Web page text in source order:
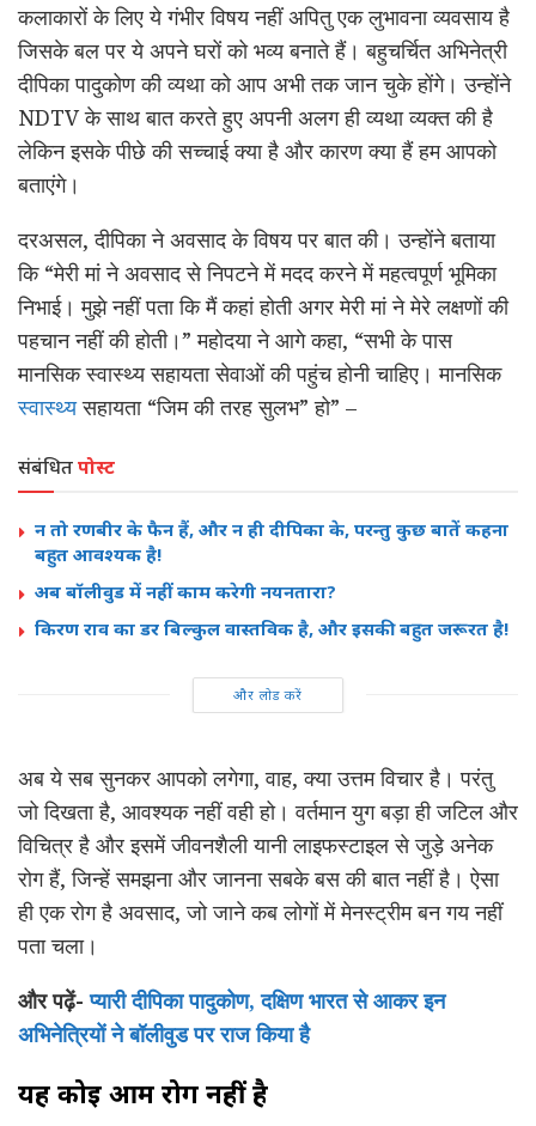
कलाकारों के लिए ये गंभीर विषय नहीं अपितु एक लुभावना व्यवसाय है
जिसके बल पर ये अपने घरों को भव्य बनाते हैं। बहुचर्चित अभिनेत्री
दीपिका पादुकोण की व्यथा को आप अभी तक जान चुके होंगे। उन्होंने
NDTV के साथ बात करते हुए अपनी अलग ही व्यथा व्यक्त की है
लेकिन इसके पीछे की सच्चाई क्या है और कारण क्या हैं हम आपको
बताएंगे।
दरअसल, दीपिका ने अवसाद के विषय पर बात की। उन्होंने बताया
कि “मेरी मां ने अवसाद से निपटने में मदद करने में महत्वपूर्ण भूमिका
निभाई। मुझे नहीं पता कि मैं कहां होती अगर मेरी मां ने मेरे लक्षणों की
पहचान नहीं की होती।” महोदया ने आगे कहा, “सभी के पास
मानसिक स्वास्थ्य सहायता सेवाओं की पहुंच होनी चाहिए। मानसिक
स्वास्थ्यसहायता “जिम की तरह सुलभ” हो” –
संबंधितपोस्ट
न तो रणबीर के फैन हैं, और न ही दीपिका के, परन्तु कुछ बातें कहना
बहुत आवश्यक है!
अब बॉलीवुड में नहीं काम करेगी नयनतारा?
किरण राव का डर बिल्कुल वास्तविक है, और इसकी बहुत जरूरत है!
और लोड करें
अब ये सब सुनकर आपको लगेगा, वाह, क्या उत्तम विचार है। परंतु
जो दिखता है, आवश्यक नहीं वही हो। वर्तमान युग बड़ा ही जटिल और
विचित्र है और इसमें जीवनशैली यानी लाइफस्टाइल से जुड़े अनेक
रोग हैं, जिन्हें समझना और जानना सबके बस की बात नहीं है। ऐसा
ही एक रोग है अवसाद, जो जाने कब लोगों में मेनस्ट्रीम बन गय नहीं
पता चला।
और पढ़ें-प्यारी दीपिका पादुकोण, दक्षिण भारत से आकर इन
अभिनेत्रियों ने बॉलीवुड पर राज किया है
यह कोई आम रोग नहीं है